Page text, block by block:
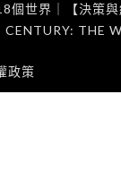
個世界｜【決策
CENTURY: THE
政策